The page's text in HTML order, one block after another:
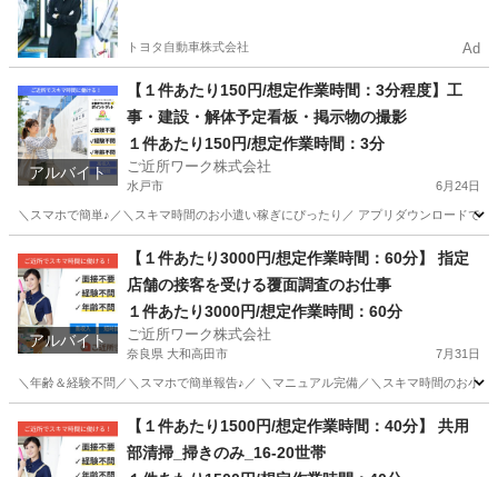
トヨタ自動車株式会社 Ad
アルバイト
【１件あたり150円/想定作業時間：3分程度】工
事・建設・解体予定看板・掲示物の撮影
１件あたり150円/想定作業時間：3分
ご近所ワーク株式会社
水戸市 6月24日
＼スマホで簡単♪／＼スキマ時間のお小遣い稼ぎにぴったり／ アプリダウンロードで
その他 1件
アルバイト
【１件あたり3000円/想定作業時間：60分】 指定
店舗の接客を受ける覆面調査のお仕事
１件あたり3000円/想定作業時間：60分
ご近所ワーク株式会社
奈良県 大和高田市 7月31日
＼年齢＆経験不問／＼スマホで簡単報告♪／ ＼マニュアル完備／＼スキマ時間のお小
大和高田市 その他
【１件あたり1500円/想定作業時間：40分】 共用
部清掃_掃きのみ_16-20世帯